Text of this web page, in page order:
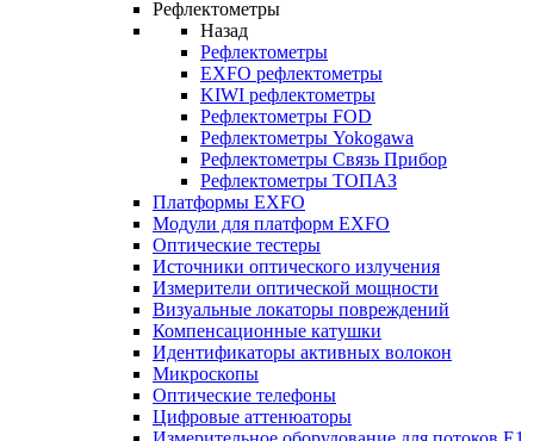
Рефлектометры
Назад
Рефлектометры
EXFO рефлектометры
KIWI рефлектометры
Рефлектометры FOD
Рефлектометры Yokogawa
Рефлектометры Связь Прибор
Рефлектометры ТОПАЗ
Платформы EXFO
Модули для платформ EXFO
Оптические тестеры
Источники оптического излучения
Измерители оптической мощности
Визуальные локаторы повреждений
Компенсационные катушки
Идентификаторы активных волокон
Микроскопы
Оптические телефоны
Цифровые аттенюаторы